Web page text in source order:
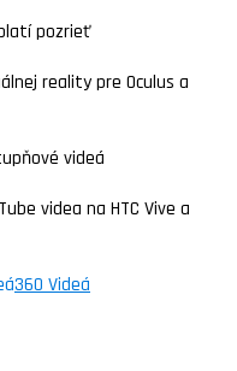
pozrieť
reality pre Oculus a
videá
videa na HTC Vive a
360 Videá